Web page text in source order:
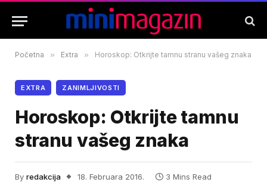
Početna » Extra » Horoskop: Otkrijte tamnu stranu vašeg znaka
EXTRA ZANIMLJIVOSTI
Horoskop: Otkrijte tamnu
stranu vašeg znaka
By redakcija 18. Februara 2016. 3 Mins Read